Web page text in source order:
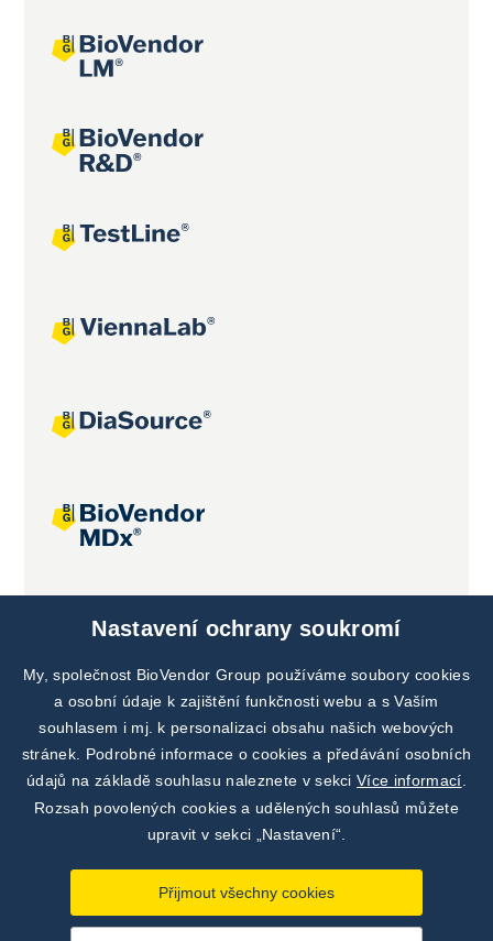
Nastavení ochrany soukromí
My, společnost BioVendor Group používáme soubory cookies
a osobní údaje k zajištění funkčnosti webu a s Vaším
souhlasem i mj. k personalizaci obsahu našich webových
stránek. Podrobné informace o cookies a předávání osobních
údajů na základě souhlasu naleznete v sekciVíce informací
Rozsah povolených cookies a udělených souhlasů můžete
upravit v sekci „Nastavení“.
Přijmout všechny cookies